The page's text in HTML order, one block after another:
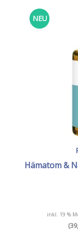
NEU
Hämatom &
inkl. 19 %